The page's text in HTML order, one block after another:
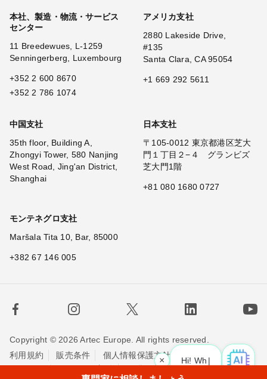
Hi! What is your requ |
×
本社、製造・物流・サービス
センター
11 Breedewues, L-1259
Senningerberg, Luxembourg
+352 2 600 8670
+352 2 786 1074
アメリカ支社
2880 Lakeside Drive,
#135
Santa Clara, CA 95054
+1 669 292 5611
中国支社
35th floor, Building A,
Zhongyi Tower, 580 Nanjing
West Road, Jing'an District,
Shanghai
日本支社
〒105-0012 東京都港区芝大
門１丁目２−４ グランビズ
芝大門1階
+81 080 1680 0727
モンテネグロ支社
Maršala Tita 10, Bar, 85000
+382 67 146 005
Copyright © 2026 Artec Europe. All rights reserved.
利用規約
販売条件
個人情報保護方針